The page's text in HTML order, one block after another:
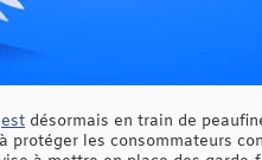
est désormais en train de
les consommateurs